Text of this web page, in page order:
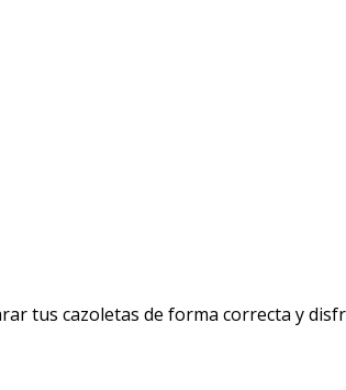
tus cazoletas de forma correcta y